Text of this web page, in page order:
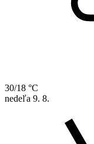
30/18 °C
nedeľa 9. 8.